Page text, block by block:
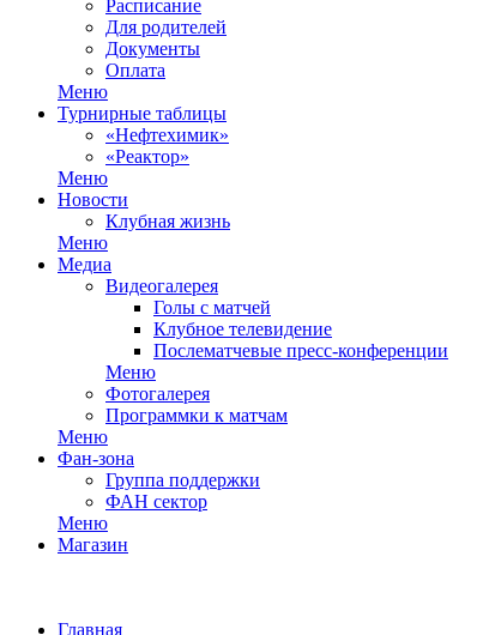
Расписание
Для родителей
Документы
Оплата
Меню
Турнирные таблицы
«Нефтехимик»
«Реактор»
Меню
Новости
Клубная жизнь
Меню
Медиа
Видеогалерея
Голы с матчей
Клубное телевидение
Послематчевые пресс-конференции
Меню
Фотогалерея
Программки к матчам
Меню
Фан-зона
Группа поддержки
ФАН сектор
Меню
Магазин
Главная